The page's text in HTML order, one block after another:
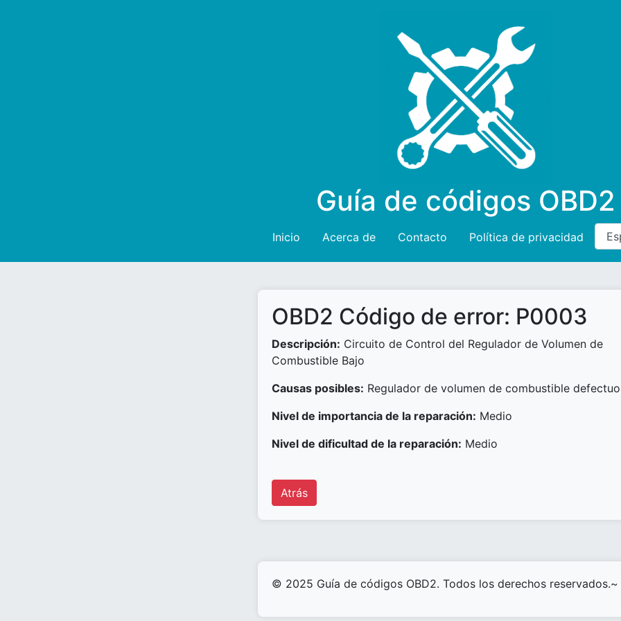
Guía de códigos OBD2
Inicio Acerca de Contacto Política de privacidad
OBD2 Código de error: P0003
Descripción: Circuito de Control del Regulador de Volumen de
Combustible Bajo
Causas posibles: Regulador de volumen de combustible
Nivel de importancia de la reparación: Medio
Nivel de dificultad de la reparación: Medio
Atrás
© 2025 Guía de códigos OBD2. Todos los derechos reservados.~